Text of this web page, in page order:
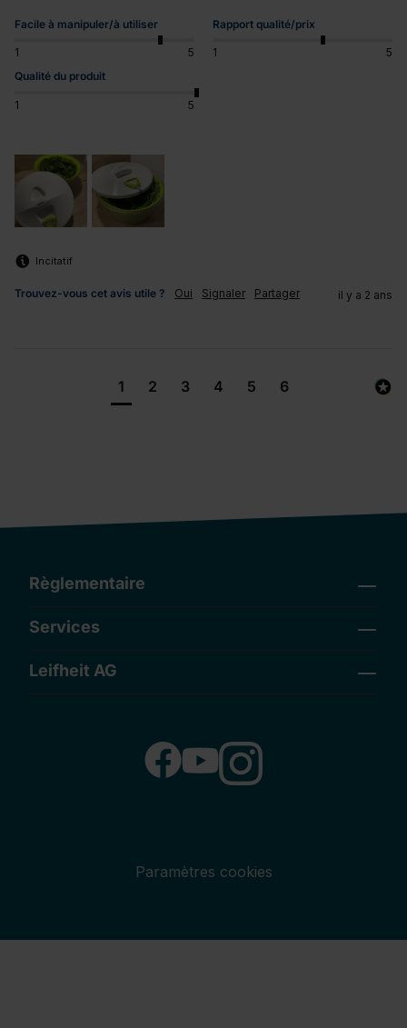
Facile à manipuler/à utiliser
1 5
Rapport qualité/prix
1
5
Qualité du produit
1 5
Incitatif
Trouvez-vous cet avis utile ? Oui Signaler Partager il y a 2 ans
1 2 3 4 5 6
Règlementaire
Services
Leifheit AG
Paramètres cookies